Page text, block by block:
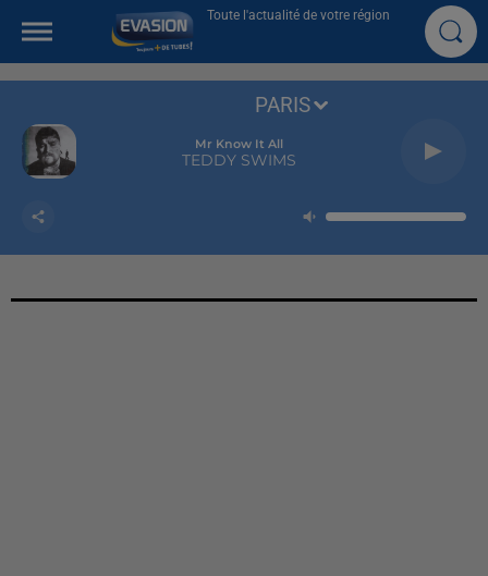
Toute l'actualité de votre région
Mr Know It All
TEDDY SWIMS
PARIS